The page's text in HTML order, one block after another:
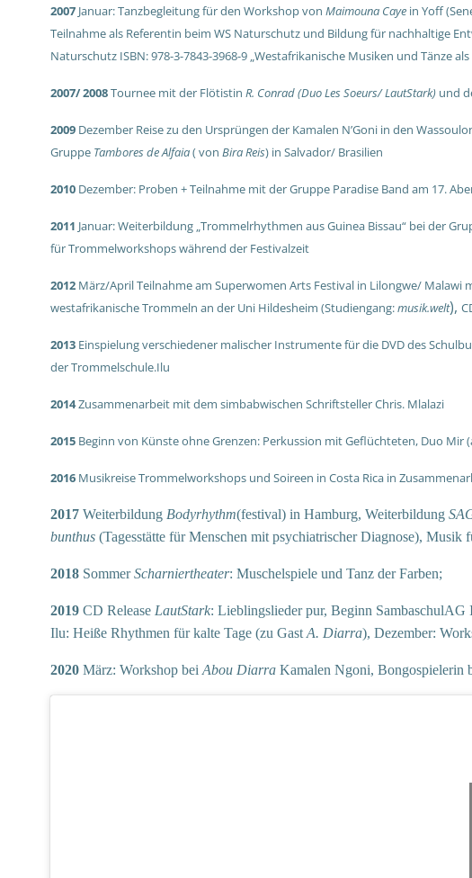
2007 Januar: Tanzbegleitung für den Workshop von Maimouna Caye in Yoff
Teilnahme als Referentin beim WS Naturschutz und Bildung für nachhaltige
Naturschutz ISBN: 978-3-7843-3968-9 „Westafrikanische Musiken und Tänze
2007/ 2008Tournee mit der Flötistin R. Conrad (Duo Les Soeurs/ LautStark) und
2009 Dezember Reise zu den Ursprüngen der Kamalen N’Goni in den
Gruppe Tambores de Alfaia( von Bira Reis) in Salvador/ Brasilien
2010 Dezember: Proben + Teilnahme mit der Gruppe Paradise Band am 17.
2011 Januar: Weiterbildung „Trommelrhythmen aus Guinea Bissau“ bei der
für Trommelworkshops während der Festivalzeit
2012 März/April Teilnahme am Superwomen Arts Festival in Lilongwe/
westafrikanische Trommeln an der Uni Hildesheim (Studiengang:musik.welt),
2013 Einspielung verschiedener malischer Instrumente für die DVD des
der Trommelschule.Ilu
2014Zusammenarbeit mit dem simbabwischen Schriftsteller Chris. Mlalazi
2015 Beginn von Künste ohne Grenzen: Perkussion mit Geflüchteten, Duo Mir
2016 Musikreise Trommelworkshops und Soireen in Costa Rica in
2017 Weiterbildung Bodyrhythm(festival) in Hamburg, Weiterbildung
bunthus (Tagesstätte für Menschen mit psychiatrischer Diagnose), Musik
2018 SommerScharniertheater: Muschelspiele und Tanz der Farben;
2019 CD Release LautStark: Lieblingslieder pur, Beginn SambaschulAG
Ilu: Heiße Rhythmen für kalte Tage (zu Gast A. Diarra), Dezember:
2020 März: Workshop bei Abou Diarra Kamalen Ngoni, Bongospielerin